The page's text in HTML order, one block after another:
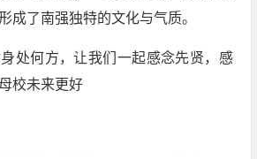
成了南强独特的文化与气质。
处何方，让我们一起感念先贤，感
校未来更好